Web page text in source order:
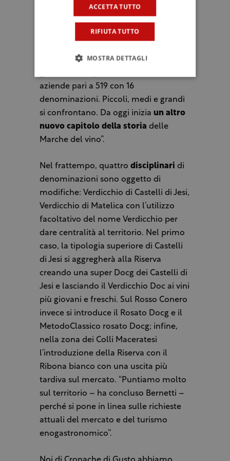
motivo preciso. Quasi ogni
consorzio, ma mancava un organo che
non è mancata nel tempo, ma
aziende pari a 519 con 16
denominazioni. Piccoli, medi e grandi
si confrontano. Da oggi inizia un altro
nuovo capitolo della storia delle
Marche del vino”.
Nel frattempo, quattro disciplinari di
denominazioni sono oggetto di
modifiche: Verdicchio di Castelli di Jesi,
Verdicchio di Matelica con l’utilizzo
facoltativo del nome Verdicchio per
dare centralità al territorio. Nel primo
caso, la tipologia superiore di Castelli
di Jesi si aggregherà alla Riserva
creando una super Docg dei Castelli di
Jesi e lasciando il Verdicchio Doc ai vini
più giovani e freschi. Sul Rosso Conero
invece si introduce il Rosato Docg e il
MetodoClassico rosato Docg; infine,
nella zona dei Colli Maceratesi
l’introduzione della Riserva con il
Ribona bianco con una uscita più
tardiva sul mercato. “Puntiamo molto
sul territorio – ha concluso Bernetti –
perché si pone in linea sulle richieste
attuali del mercato e del turismo
enogastronomico”.
ACCETTA TUTTO
RIFIUTA TUTTO
MOSTRA DETTAGLI